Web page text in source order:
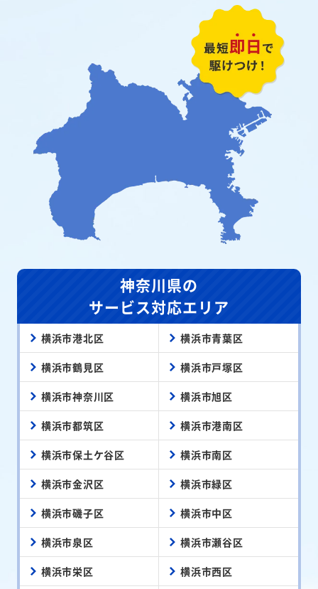
神奈川県の
サービス対応エリア
横浜市港北区 横浜市青葉区
横浜市鶴見区 横浜市戸塚区
横浜市神奈川区 横浜市旭区
横浜市都筑区 横浜市港南区
横浜市保土ケ谷区 横浜市南区
横浜市金沢区 横浜市緑区
横浜市磯子区 横浜市中区
横浜市泉区 横浜市瀬谷区
横浜市栄区 横浜市西区